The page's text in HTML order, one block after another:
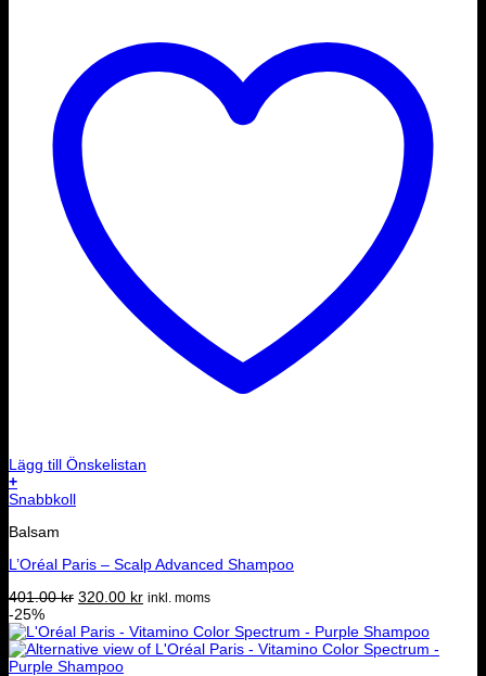
Lägg till Önskelistan
+
Snabbkoll
Balsam
L’Oréal Paris – Scalp Advanced Shampoo
401.00kr Det
priset
var:
401.00 kr.
320.00 krDet
priset
är:
inkl. moms
-25%